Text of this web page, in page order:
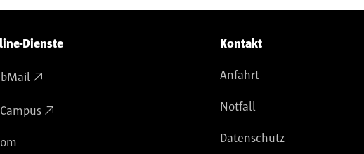
Dienste Kontakt
Anfahrt
Notfall
Datenschutz